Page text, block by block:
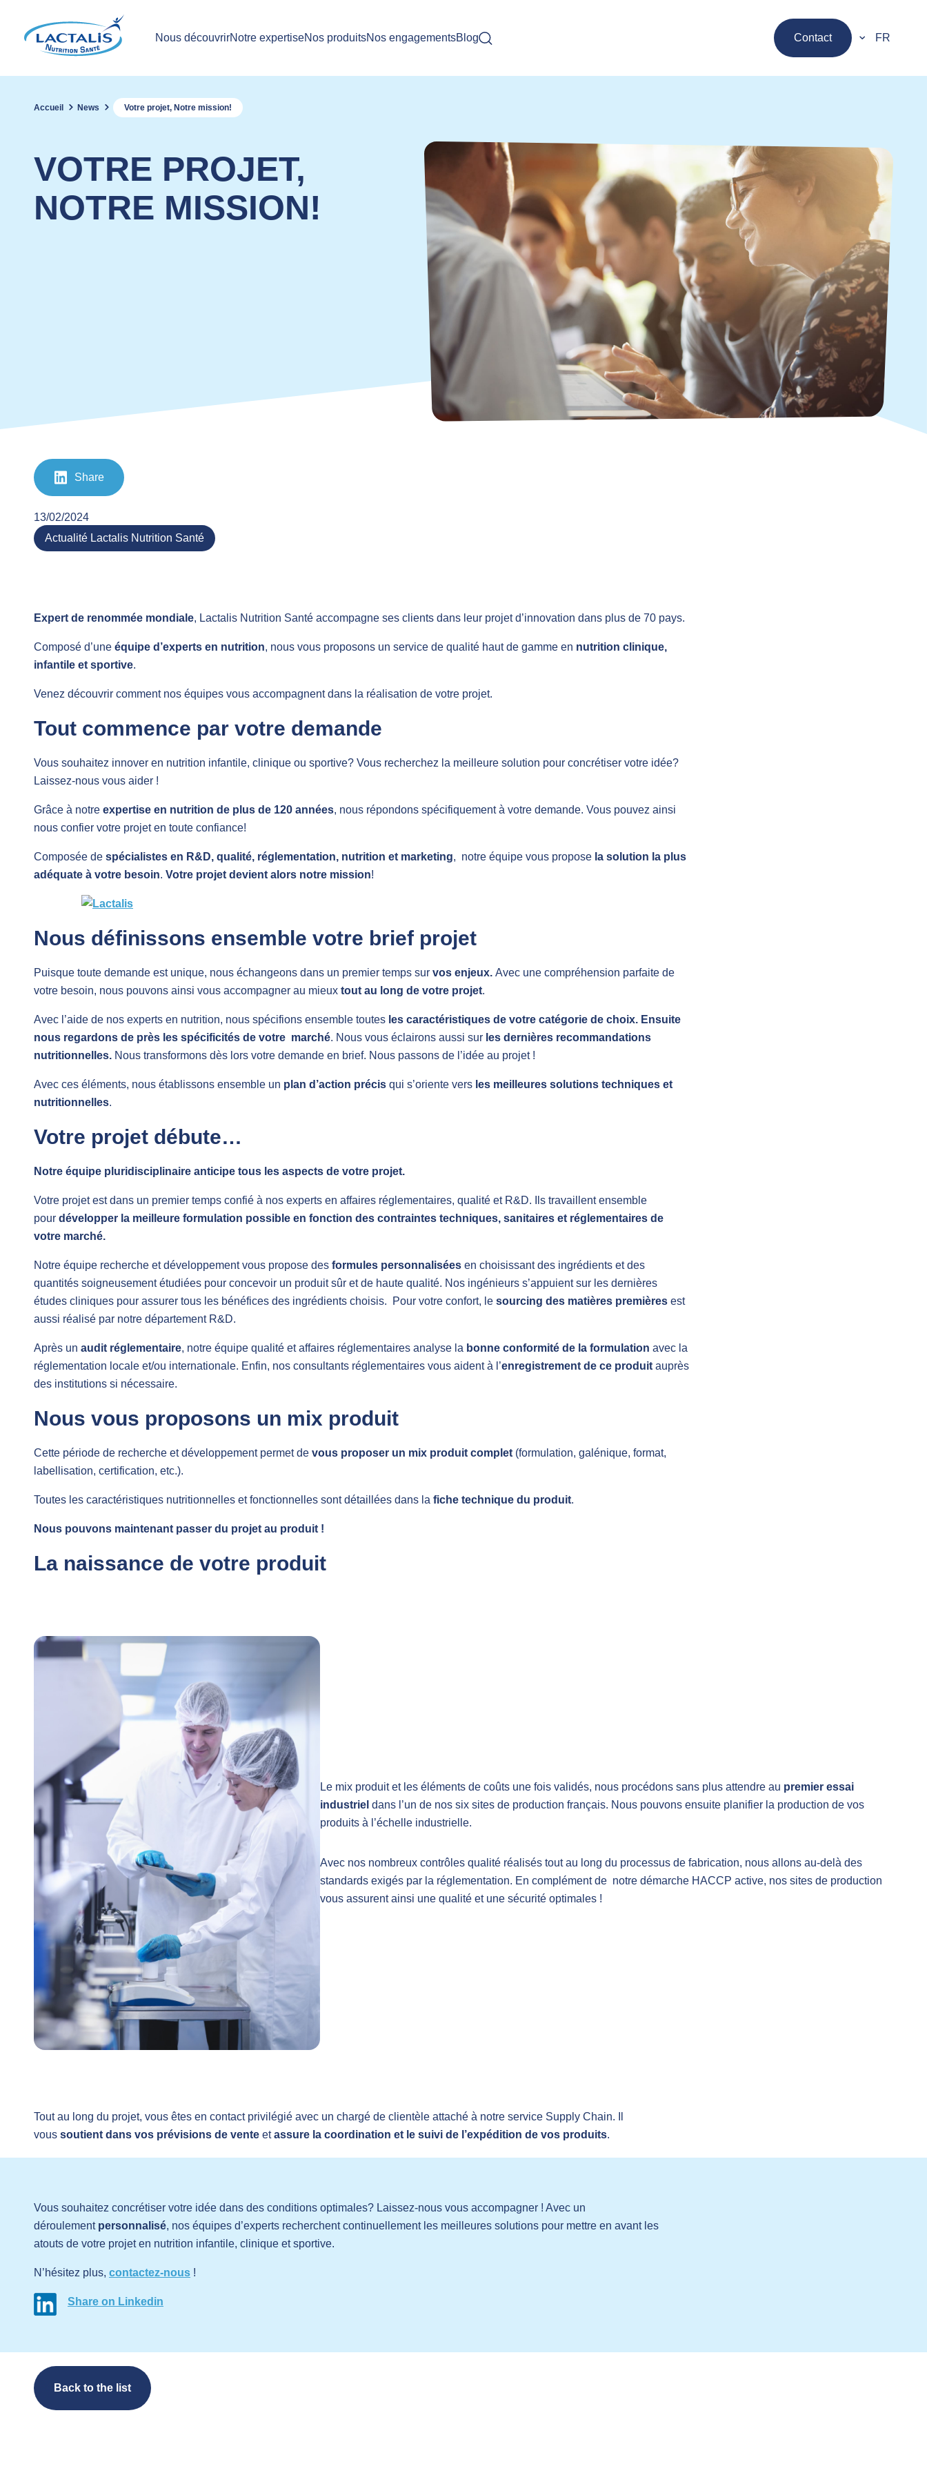
Nous découvrirNotre expertiseNos produitsNos engagementsBlog Contact FR
Accueil News Votre projet, Notre mission!
VOTRE PROJET,
NOTRE MISSION!
Share
13/02/2024
Actualité Lactalis Nutrition Santé
Expert de renommée mondiale, Lactalis Nutrition Santé accompagne ses clients dans leur projet d’innovation dans plus de 70 pays.
Composé d’une équipe d’experts en nutrition, nous vous proposons un service de qualité haut de gamme en nutrition clinique,
infantile et sportive.
Venez découvrir comment nos équipes vous accompagnent dans la réalisation de votre projet.
Tout commence par votre demande
Vous souhaitez innover en nutrition infantile, clinique ou sportive? Vous recherchez la meilleure solution pour concrétiser votre idée?
Laissez-nous vous aider !
Grâce à notre expertise en nutrition de plus de 120 années, nous répondons spécifiquement à votre demande. Vous pouvez ainsi
nous confier votre projet en toute confiance!
Composée de spécialistes en R&D, qualité, réglementation, nutrition et marketing, notre équipe vous propose la solution la plus
adéquate à votre besoin. Votre projet devient alors notre mission!
Nous définissons ensemble votre brief projet
Puisque toute demande est unique, nous échangeons dans un premier temps sur vos enjeux. Avec une compréhension parfaite de
votre besoin, nous pouvons ainsi vous accompagner au mieux tout au long de votre projet.
Avec l’aide de nos experts en nutrition, nous spécifions ensemble toutes les caractéristiques de votre catégorie de choix. Ensuite
nous regardons de près les spécificités de votre marché. Nous vous éclairons aussi sur les dernières recommandations
nutritionnelles. Nous transformons dès lors votre demande en brief. Nous passons de l’idée au projet !
Avec ces éléments, nous établissons ensemble un plan d’action précis qui s’oriente vers les meilleures solutions techniques et
nutritionnelles.
Votre projet débute…
Notre équipe pluridisciplinaire anticipe tous les aspects de votre projet.
Votre projet est dans un premier temps confié à nos experts en affaires réglementaires, qualité et R&D. Ils travaillent ensemble
pour développer la meilleure formulation possible en fonction des contraintes techniques, sanitaires et réglementaires de
votre marché.
Notre équipe recherche et développement vous propose des formules personnalisées en choisissant des ingrédients et des
quantités soigneusement étudiées pour concevoir un produit sûr et de haute qualité. Nos ingénieurs s’appuient sur les dernières
études cliniques pour assurer tous les bénéfices des ingrédients choisis. Pour votre confort, le sourcing des matières premières est
aussi réalisé par notre département R&D.
Après un audit réglementaire, notre équipe qualité et affaires réglementaires analyse la bonne conformité de la formulation avec la
réglementation locale et/ou internationale. Enfin, nos consultants réglementaires vous aident à l’enregistrement de ce produit auprès
des institutions si nécessaire.
Nous vous proposons un mix produit
Cette période de recherche et développement permet de vous proposer un mix produit complet (formulation, galénique, format,
labellisation, certification, etc.).
Toutes les caractéristiques nutritionnelles et fonctionnelles sont détaillées dans la fiche technique du produit.
Nous pouvons maintenant passer du projet au produit !
La naissance de votre produit
Le mix produit et les éléments de coûts une fois validés, nous procédons sans plus attendre au premier essai
industriel dans l’un de nos six sites de production français. Nous pouvons ensuite planifier la production de vos
produits à l’échelle industrielle.
Avec nos nombreux contrôles qualité réalisés tout au long du processus de fabrication, nous allons au-delà des
standards exigés par la réglementation. En complément de notre démarche HACCP active, nos sites de production
vous assurent ainsi une qualité et une sécurité optimales !
Tout au long du projet, vous êtes en contact privilégié avec un chargé de clientèle attaché à notre service Supply Chain. Il
vous soutient dans vos prévisions de vente etassure la coordination et le suivi de l’expédition de vos produits.
Vous souhaitez concrétiser votre idée dans des conditions optimales? Laissez-nous vous accompagner ! Avec un
déroulement personnalisé, nos équipes d’experts recherchent continuellement les meilleures solutions pour mettre en avant les
atouts de votre projet en nutrition infantile, clinique et sportive.
N’hésitez plus, contactez-nous !
Share on Linkedin
Back to the list